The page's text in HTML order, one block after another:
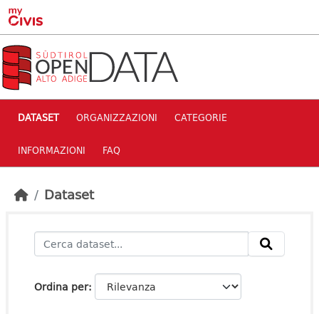
Skip to main content
DATASET ORGANIZZAZIONI CATEGORIE
INFORMAZIONI FAQ
Dataset
Ordina per